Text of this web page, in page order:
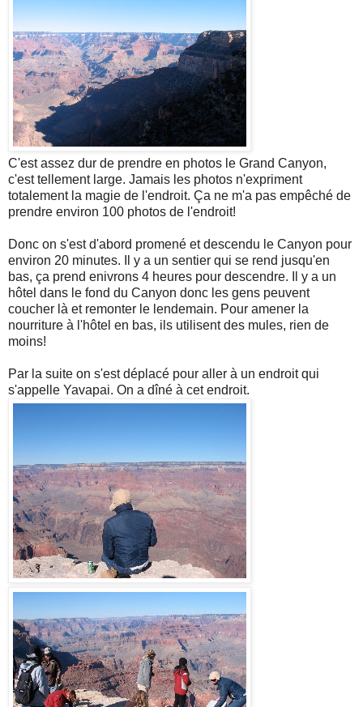
C'est assez dur de prendre en photos le Grand Canyon,
c'est tellement large. Jamais les photos n'expriment
totalement la magie de l'endroit. Ça ne m'a pas empêché de
prendre environ 100 photos de l'endroit!
Donc on s'est d'abord promené et descendu le Canyon pour
environ 20 minutes. Il y a un sentier qui se rend jusqu'en
bas, ça prend enivrons 4 heures pour descendre. Il y a un
hôtel dans le fond du Canyon donc les gens peuvent
coucher là et remonter le lendemain. Pour amener la
nourriture à l'hôtel en bas, ils utilisent des mules, rien de
moins!
Par la suite on s'est déplacé pour aller à un endroit qui
s'appelle Yavapai. On a dîné à cet endroit.